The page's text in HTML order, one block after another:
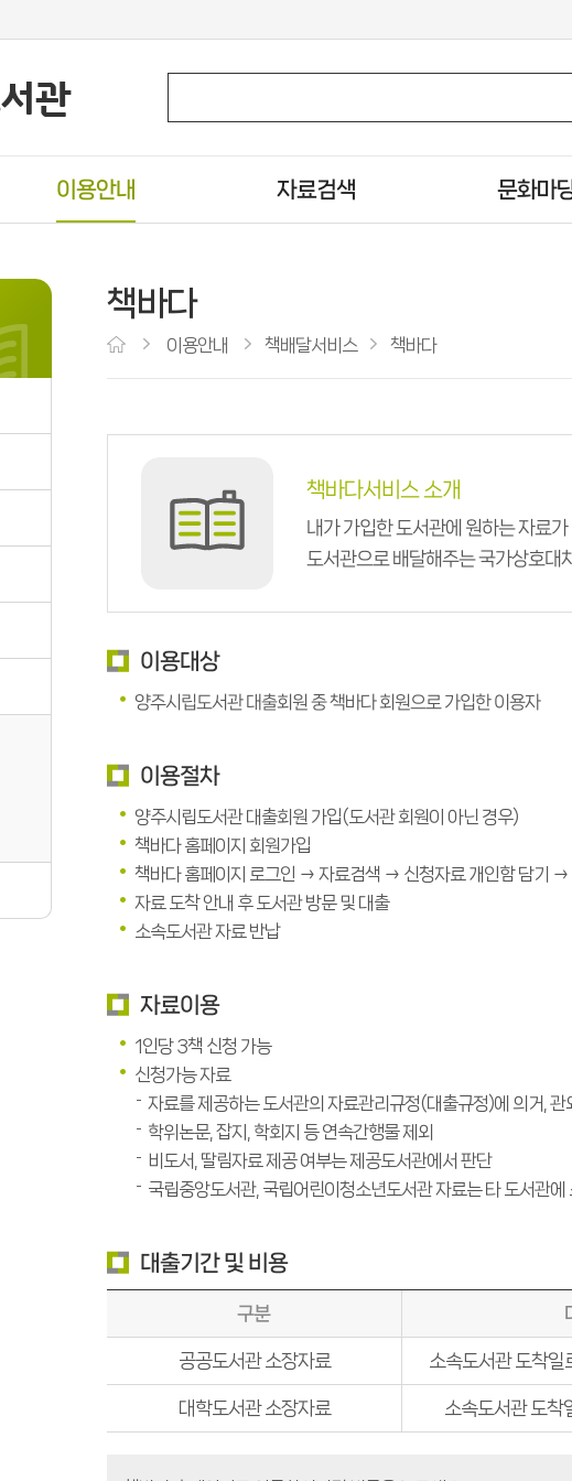
이용안내
시설안내
대출/반납/예약
U도서관
자료검색
주제별검색
신착자료검색
공공도서관 인기도서
희망도서신청
희망도서바로대출
문화마
자원봉사신청
책바다
이용안내 책배달서비스 책바다
책바다서비스 소개
내가 가입한 도서관에 원하는 자료
도서관으로 배달해주는 국가상호대
이용대상
양주시립도서관 대출회원 중 책바다 회원으로 가입한 이용자
이용절차
양주시립도서관 대출회원 가입(도서관 회원이 아닌 경우)
책바다 홈페이지 회원가입
책바다 홈페이지 로그인 → 자료검색 → 신청자료 개인함 담기 →
자료 도착 안내 후 도서관 방문 및 대출
소속도서관 자료 반납
자료이용
1인당 3책 신청 가능
신청가능 자료
자료를 제공하는 도서관의 자료관리규정(대출규정)에 의거, 관
학위논문, 잡지, 학회지 등 연속간행물 제외
비도서, 딸림자료 제공 여부는 제공도서관에서 판단
국립중앙도서관, 국립어린이청소년도서관 자료는 타 도서관
대출기간 및 비용
구분
공공도서관 소장자료
소속도서관 도착
대학도서관 소장자료
소속도서관 도착